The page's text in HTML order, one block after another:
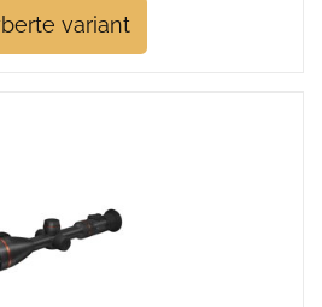
variant